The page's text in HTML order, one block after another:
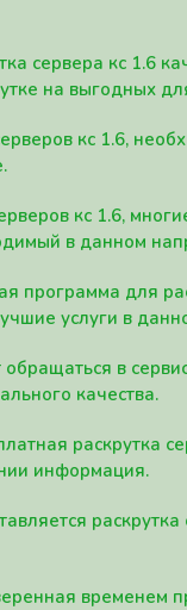
сервера кс 1.6
на выгодных
кс 1.6,
кс 1.6,
в данном
программа для
услуги в
в
качества.
раскрутка
информация.
временем